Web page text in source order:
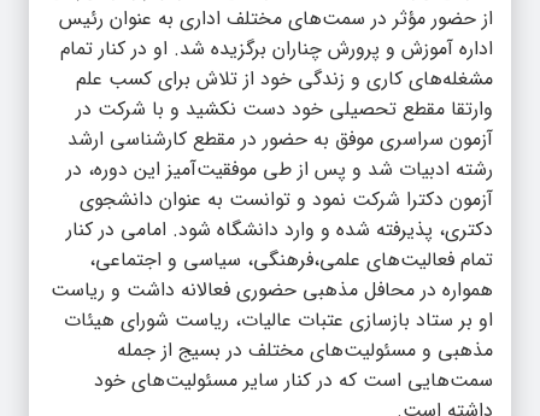
از حضور مؤثر در سمت‌های مختلف اداری به عنوان رئیس
اداره آموزش و پرورش چناران برگزیده شد. او در کنار تمام
مشغله‌های کاری و زندگی خود از تلاش برای کسب علم
وارتقا مقطع تحصیلی خود دست نکشید و با شرکت در
آزمون سراسری موفق به حضور در مقطع کارشناسی ارشد
رشته ادبیات شد و پس از طی موفقیت‌آمیز این دوره، در
آزمون دکترا شرکت نمود و توانست به عنوان دانشجوی
دکتری، پذیرفته شده و وارد دانشگاه شود. امامی در کنار
تمام فعالیت‌های علمی،فرهنگی، سیاسی و اجتماعی،
همواره در محافل مذهبی حضوری فعالانه داشت و ریاست
او بر ستاد بازسازی عتبات عالیات، ریاست شورای هیئات
مذهبی و مسئولیت‌های مختلف در بسیج از جمله
سمت‌هایی است که در کنار سایر مسئولیت‌های خود